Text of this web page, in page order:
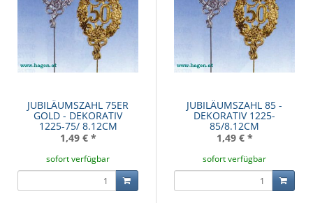
JUBILÄUMSZAHL 75ER
GOLD - DEKORATIV
1225-75/ 8.12CM
1,49 € *
sofort verfügbar
JUBILÄUMSZAHL 85 -
DEKORATIV 1225-
85/8.12CM
1,49 € *
sofort verfügbar